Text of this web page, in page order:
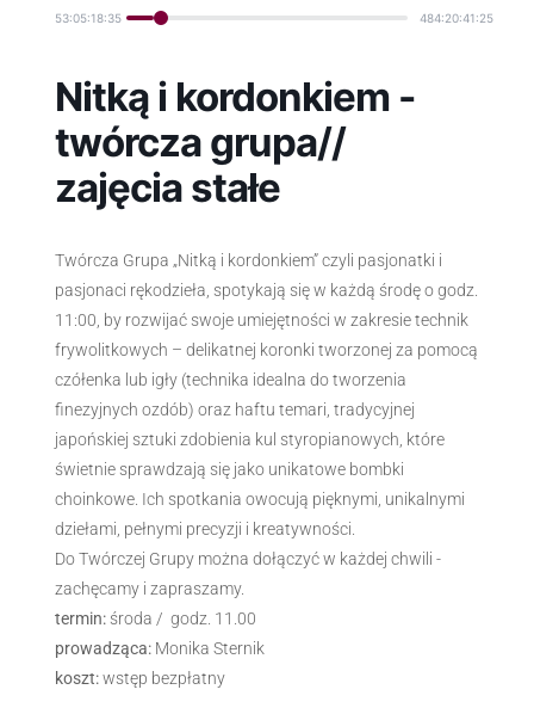
53:05:18:35 484:20:41:25
Nitką i kordonkiem -
twórcza grupa//
zajęcia stałe
Twórcza Grupa „Nitką i kordonkiem” czyli pasjonatki i
pasjonaci rękodzieła, spotykają się w każdą środę o godz.
11:00, by rozwijać swoje umiejętności w zakresie technik
frywolitkowych – delikatnej koronki tworzonej za pomocą
czółenka lub igły (technika idealna do tworzenia
finezyjnych ozdób) oraz haftu temari, tradycyjnej
japońskiej sztuki zdobienia kul styropianowych, które
świetnie sprawdzają się jako unikatowe bombki
choinkowe. Ich spotkania owocują pięknymi, unikalnymi
dziełami, pełnymi precyzji i kreatywności.
Do Twórczej Grupy można dołączyć w każdej chwili -
zachęcamy i zapraszamy.
termin: środa / godz. 11.00
prowadząca: Monika Sternik
koszt:wstęp bezpłatny